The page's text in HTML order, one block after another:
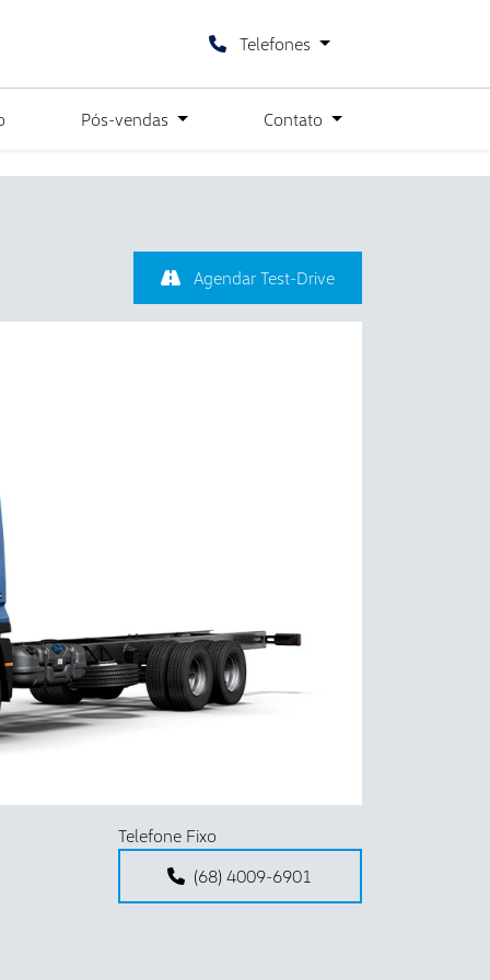
Telefones
Pós-vendas Contato
Agendar Test-Drive
Telefone Fixo
(68) 4009-6901